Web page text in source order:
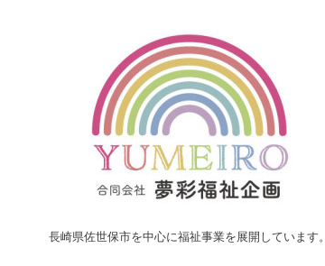
長崎県佐世保市を中心に福祉事業を展開しています。